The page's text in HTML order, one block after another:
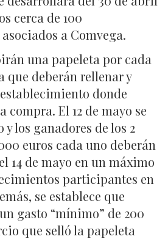
cerca de 100
a Comvega.
una papeleta por cada
que deberán rellenar y
donde
compra. El 12 de mayo se
los ganadores de los 2
euros cada uno deberán
14 de mayo en un máximo
participantes en
se establece que
gasto “mínimo” de 200
que selló la papeleta